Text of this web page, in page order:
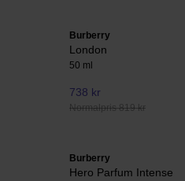
Burberry
London
50 ml
738 kr
Normalpris 819 kr
Burberry
Hero Parfum Intense